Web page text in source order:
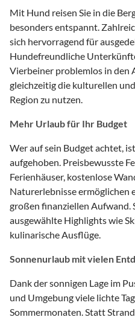
Mit Hund reisen Sie in die
besonders entspannt.
sich hervorragend für
Hundefreundliche
Vierbeiner problemlos in den
gleichzeitig die kulturellen
Region zu nutzen.
Mehr Urlaub für Ihr Budget
Wer auf sein Budget achtet,
aufgehoben. Preisbewusste
Ferienhäuser, kostenlose
Naturerlebnisse ermöglichen
großen finanziellen Aufwand.
ausgewählte Highlights wie
kulinarische Ausflüge.
Sonnenurlaub mit vielen
Dank der sonnigen Lage im
und Umgebung viele lichte
Sommermonaten. Statt